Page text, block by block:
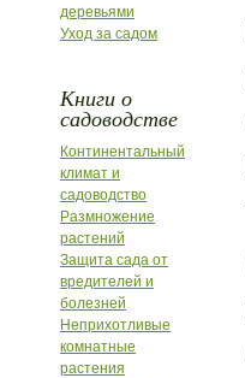
деревьями
Уход за садом
Книги о
садоводстве
Континентальный
климат и
садоводство
Размножение
растений
Защита сада от
вредителей и
болезней
Неприхотливые
комнатные
растения